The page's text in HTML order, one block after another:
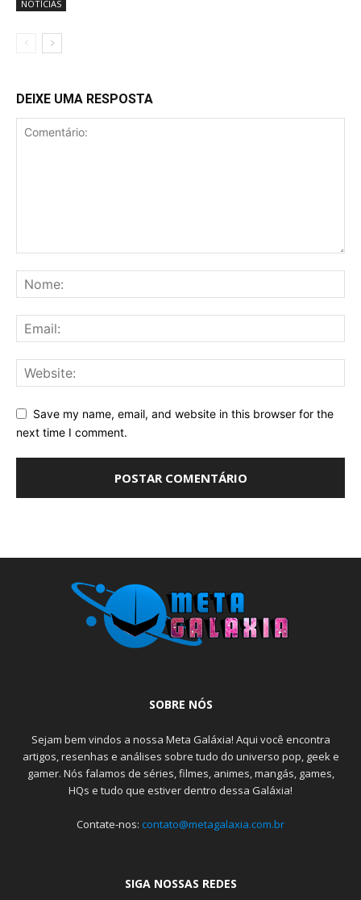
NOTÍCIAS
DEIXE UMA RESPOSTA
Save my name, email, and website in this browser for the
next time I comment.
SOBRE NÓS
Sejam bem vindos a nossa Meta Galáxia! Aqui você encontra
artigos, resenhas e análises sobre tudo do universo pop, geek e
gamer. Nós falamos de séries, filmes, animes, mangás, games,
HQs e tudo que estiver dentro dessa Galáxia!
Contate-nos: contato@metagalaxia.com.br
SIGA NOSSAS REDES